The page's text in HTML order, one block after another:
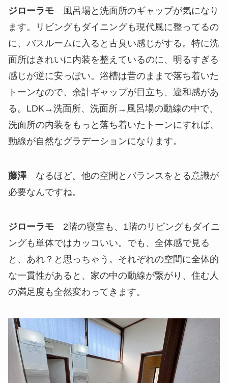
ジローラモ 風呂場と洗面所のギャップが気になり
ます。リビングもダイニングも現代風に整ってるの
に、バスルームに入ると古臭い感じがする。特に洗
面所はきれいに内装を整えているのに、明るすぎる
感じが逆に安っぽい。浴槽は昔のままで落ち着いた
トーンなので、余計ギャップが目立ち、違和感があ
る。LDK→洗面所、洗面所→風呂場の動線の中で、
洗面所の内装をもっと落ち着いたトーンにすれば、
動線が自然なグラデーションになります。
藤澤 なるほど。他の空間とバランスをとる意識が
必要なんですね。
ジローラモ 2階の寝室も、1階のリビングもダイニ
ングも単体ではカッコいい。でも、全体感で見る
と、あれ？と思っちゃう。それぞれの空間に全体的
な一貫性があると、家の中の動線が繋がり、住む人
の満足度も全然変わってきます。